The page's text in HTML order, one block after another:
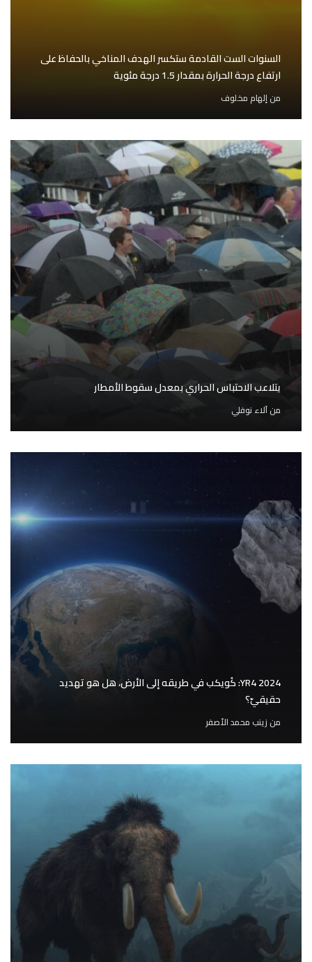
السنوات الست القادمة ستكسر الهدف المناخي بالحفاظ على
ارتفاع درجة الحرارة بمقدار 1.5 درجة مئوية
منإلهام مخلوف
يتلاعب الاحتباس الحراري بمعدل سقوط الأمطار
منآلاء نوفلي
YR4 2024: كُويكب في طريقه إلى الأرض، هل هو تهديد
حقيقيّ؟
من زينب محمد الأصفر